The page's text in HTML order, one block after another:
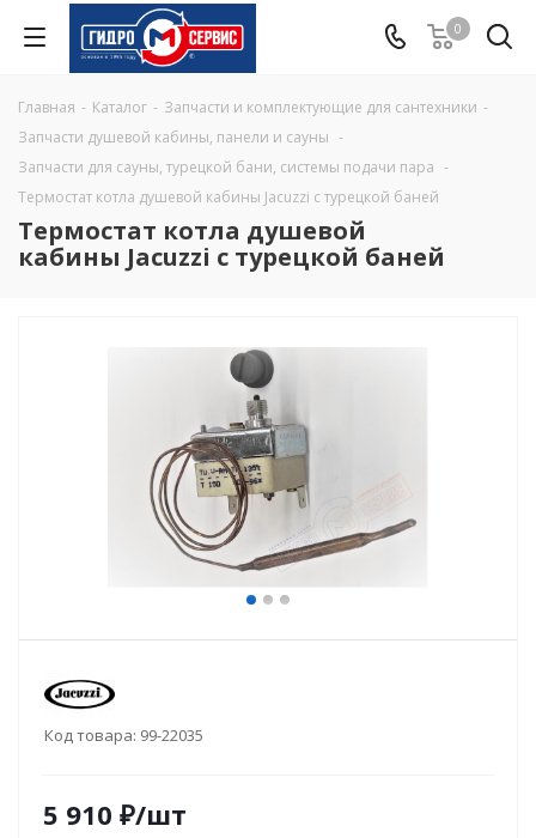
0
Главная - Каталог - Запчасти и комплектующие для сантехники -
Запчасти душевой кабины, панели и сауны -
Запчасти для сауны, турецкой бани, системы подачи пара -
Термостат котла душевой кабины Jacuzzi с турецкой баней
Термостат котла душевой
кабины Jacuzzi с турецкой баней
Код товара: 99-22035
5 910 ₽/шт